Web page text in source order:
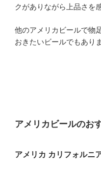
クがありながら上品さを
他のアメリカビールで物
おきたいビールでもありま
アメリカビールのお
アメリカ カリフォルニ